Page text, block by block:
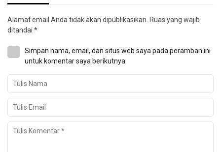
Alamat email Anda tidak akan dipublikasikan. Ruas yang wajib
ditandai *
Simpan nama, email, dan situs web saya pada peramban ini
untuk komentar saya berikutnya.